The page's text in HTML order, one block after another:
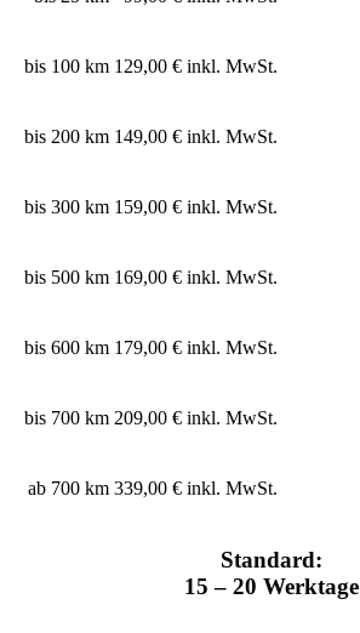
bis 100 km 129,00 € inkl. MwSt.
bis 200 km 149,00 € inkl. MwSt.
bis 300 km 159,00 € inkl. MwSt.
bis 500 km 169,00 € inkl. MwSt.
bis 600 km 179,00 € inkl. MwSt.
bis 700 km 209,00 € inkl. MwSt.
ab 700 km 339,00 € inkl. MwSt.
Standard:
15 – 20 Werktage